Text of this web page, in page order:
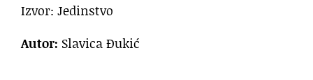
Izvor: Jedinstvo
Autor: Slavica Đukić